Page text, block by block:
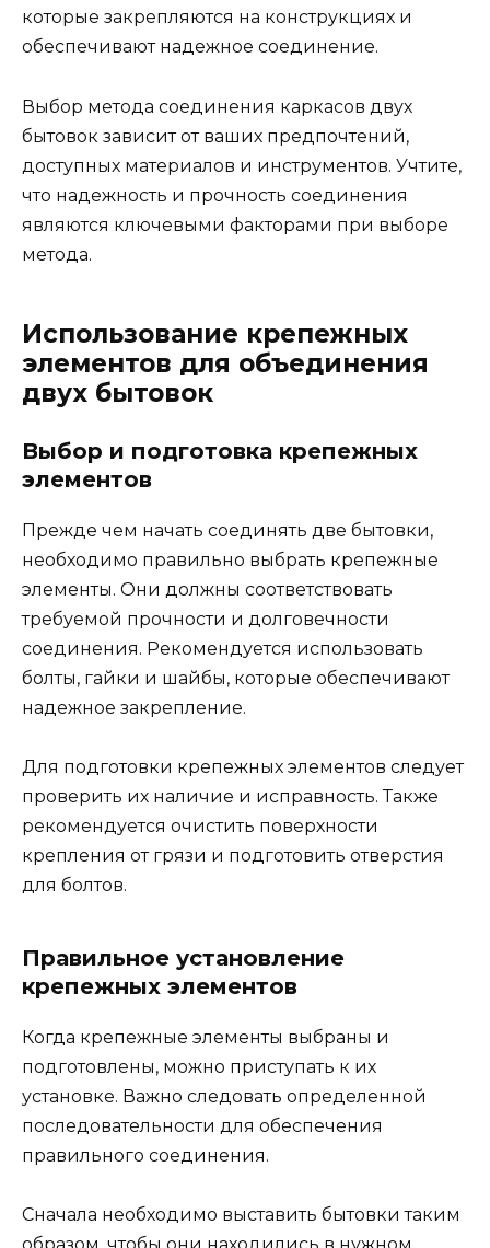
которые закрепляются на конструкциях и
обеспечивают надежное соединение.
Выбор метода соединения каркасов двух
бытовок зависит от ваших предпочтений,
доступных материалов и инструментов. Учтите,
что надежность и прочность соединения
являются ключевыми факторами при выборе
метода.
Использование крепежных
элементов для объединения
двух бытовок
Выбор и подготовка крепежных
элементов
Прежде чем начать соединять две бытовки,
необходимо правильно выбрать крепежные
элементы. Они должны соответствовать
требуемой прочности и долговечности
соединения. Рекомендуется использовать
болты, гайки и шайбы, которые обеспечивают
надежное закрепление.
Для подготовки крепежных элементов следует
проверить их наличие и исправность. Также
рекомендуется очистить поверхности
крепления от грязи и подготовить отверстия
для болтов.
Правильное установление
крепежных элементов
Когда крепежные элементы выбраны и
подготовлены, можно приступать к их
установке. Важно следовать определенной
последовательности для обеспечения
правильного соединения.
Сначала необходимо выставить бытовки таким